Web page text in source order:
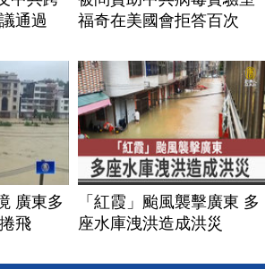
通過
福奇在美國會拒答百次
廣東多
飛
「紅霞」颱風襲擊廣東 多
座水庫洩洪造成洪災